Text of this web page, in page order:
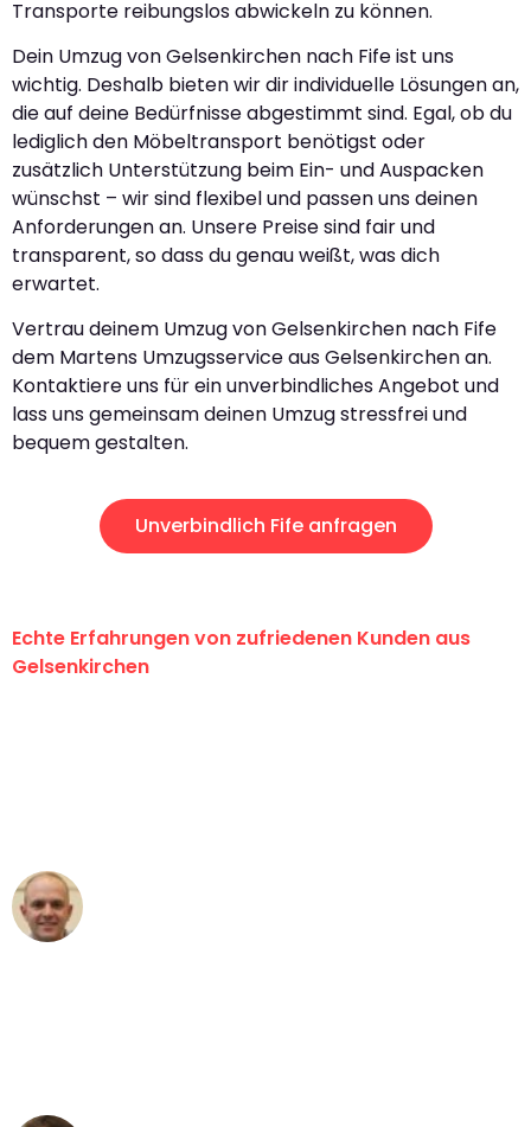
Transporte reibungslos abwickeln zu können.
Dein Umzug von Gelsenkirchen nach Fife ist uns
wichtig. Deshalb bieten wir dir individuelle Lösungen an,
die auf deine Bedürfnisse abgestimmt sind. Egal, ob du
lediglich den Möbeltransport benötigst oder
zusätzlich Unterstützung beim Ein- und Auspacken
wünschst – wir sind flexibel und passen uns deinen
Anforderungen an. Unsere Preise sind fair und
transparent, so dass du genau weißt, was dich
erwartet.
Vertrau deinem Umzug von Gelsenkirchen nach Fife
dem Martens Umzugsservice aus Gelsenkirchen an.
Kontaktiere uns für ein unverbindliches Angebot und
lass uns gemeinsam deinen Umzug stressfrei und
bequem gestalten.
Unverbindlich Fife anfragen
Echte Erfahrungen von zufriedenen Kunden aus
Gelsenkirchen